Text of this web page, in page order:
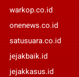
warkop.co.id
onenews.co.id
satusuara.co.id
jejakbaik.id
jejakkasus.id